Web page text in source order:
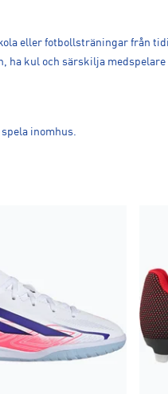
eller fotbollsträningar från
ha kul och särskilja
inomhus.